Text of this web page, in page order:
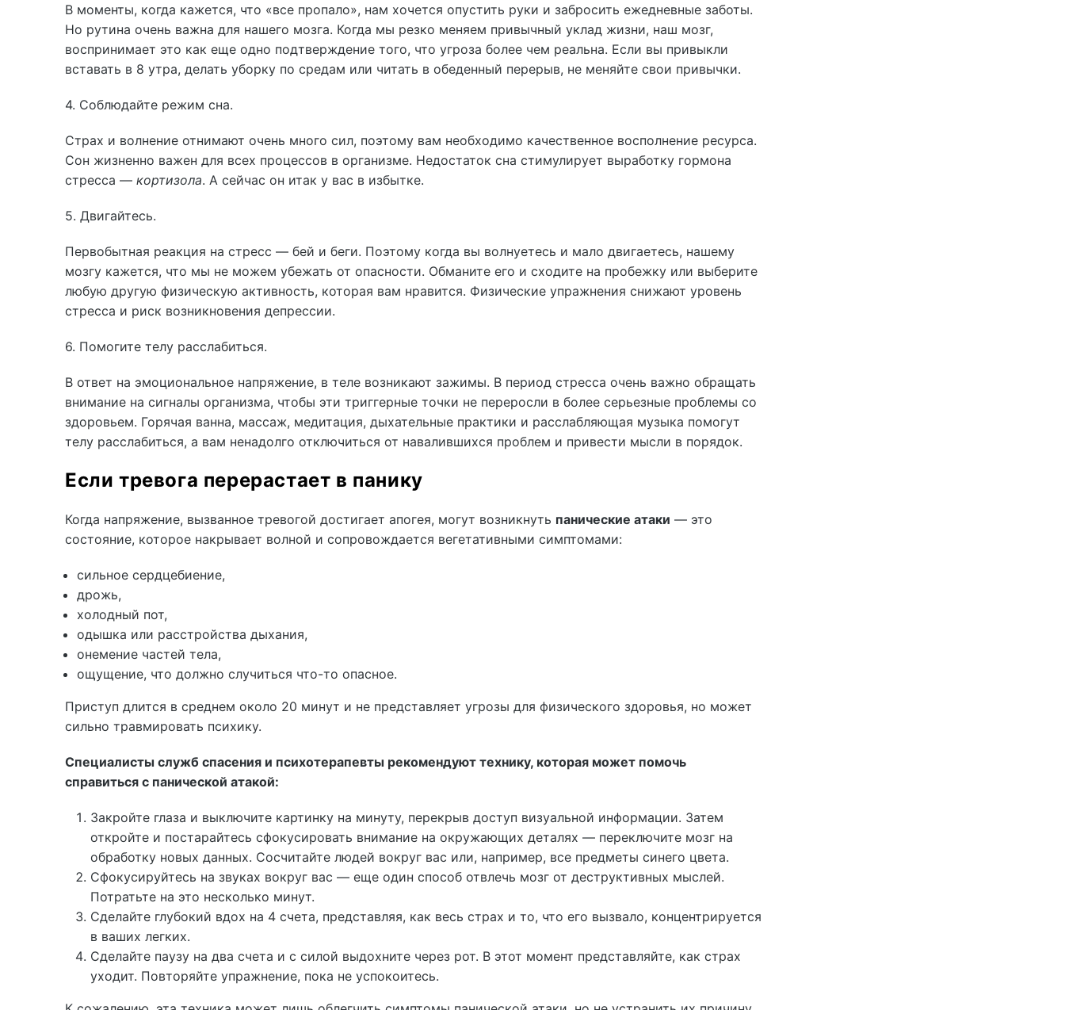
В моменты, когда кажется, что «все пропало», нам хочется опустить руки и забросить ежедневные заботы.
Но рутина очень важна для нашего мозга. Когда мы резко меняем привычный уклад жизни, наш мозг,
воспринимает это как еще одно подтверждение того, что угроза более чем реальна. Если вы привыкли
вставать в 8 утра, делать уборку по средам или читать в обеденный перерыв, не меняйте свои привычки.
4. Соблюдайте режим сна.
Страх и волнение отнимают очень много сил, поэтому вам необходимо качественное восполнение ресурса.
Сон жизненно важен для всех процессов в организме. Недостаток сна стимулирует выработку гормона
стресса — кортизола. А сейчас он итак у вас в избытке.
5. Двигайтесь.
Первобытная реакция на стресс — бей и беги. Поэтому когда вы волнуетесь и мало двигаетесь, нашему
мозгу кажется, что мы не можем убежать от опасности. Обманите его и сходите на пробежку или выберите
любую другую физическую активность, которая вам нравится. Физические упражнения снижают уровень
стресса и риск возникновения депрессии.
6. Помогите телу расслабиться.
В ответ на эмоциональное напряжение, в теле возникают зажимы. В период стресса очень важно обращать
внимание на сигналы организма, чтобы эти триггерные точки не переросли в более серьезные проблемы со
здоровьем. Горячая ванна, массаж, медитация, дыхательные практики и расслабляющая музыка помогут
телу расслабиться, а вам ненадолго отключиться от навалившихся проблем и привести мысли в порядок.
Если тревога перерастает в панику
Когда напряжение, вызванное тревогой достигает апогея, могут возникнуть панические атаки — это
состояние, которое накрывает волной и сопровождается вегетативными симптомами:
сильное сердцебиение,
дрожь,
холодный пот,
одышка или расстройства дыхания,
онемение частей тела,
ощущение, что должно случиться что-то опасное.
Приступ длится в среднем около 20 минут и не представляет угрозы для физического здоровья, но может
сильно травмировать психику.
Специалисты служб спасения и психотерапевты рекомендуют технику, которая может помочь
справиться с панической атакой:
Закройте глаза и выключите картинку на минуту, перекрыв доступ визуальной информации. Затем
откройте и постарайтесь сфокусировать внимание на окружающих деталях — переключите мозг на
обработку новых данных. Сосчитайте людей вокруг вас или, например, все предметы синего цвета.
Сфокусируйтесь на звуках вокруг вас — еще один способ отвлечь мозг от деструктивных мыслей.
Потратьте на это несколько минут.
Сделайте глубокий вдох на 4 счета, представляя, как весь страх и то, что его вызвало, концентрируется
в ваших легких.
Сделайте паузу на два счета и с силой выдохните через рот. В этот момент представляйте, как страх
уходит. Повторяйте упражнение, пока не успокоитесь.